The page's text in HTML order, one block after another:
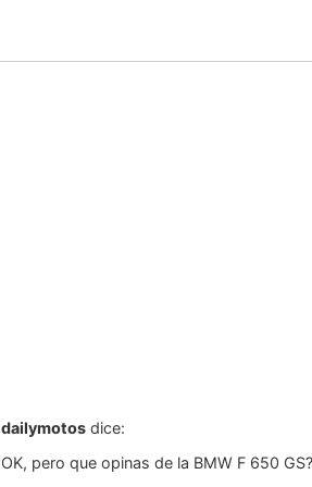
dailymotos dice:
OK, pero que opinas de la BMW F 650